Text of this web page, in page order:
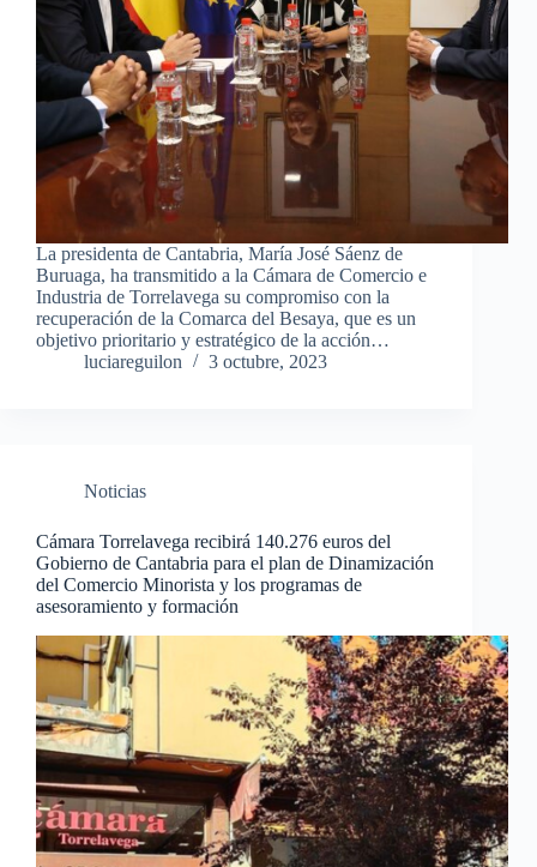
La presidenta de Cantabria, María José Sáenz de
Buruaga, ha transmitido a la Cámara de Comercio e
Industria de Torrelavega su compromiso con la
recuperación de la Comarca del Besaya, que es un
objetivo prioritario y estratégico de la acción…
luciareguilon
3 octubre, 2023
Noticias
Cámara Torrelavega recibirá 140.276 euros del
Gobierno de Cantabria para el plan de Dinamización
del Comercio Minorista y los programas de
asesoramiento y formación